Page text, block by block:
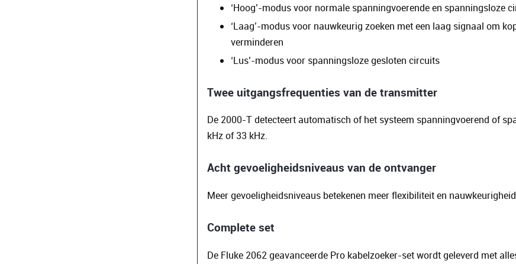
‘Hoog’-modus voor normale spanningvoerende en spanningsloze
‘Laag’-modus voor nauwkeurig zoeken met een laag signaal om
verminderen
‘Lus’-modus voor spanningsloze gesloten circuits
Twee uitgangsfrequenties van de transmitter
De 2000-T detecteert automatisch of het systeem spanningvoerend of
kHz of 33 kHz.
Acht gevoeligheidsniveaus van de ontvanger
Meer gevoeligheidsniveaus betekenen meer flexibiliteit en
Complete set
De Fluke 2062 geavanceerde Pro kabelzoeker-set wordt geleverd met